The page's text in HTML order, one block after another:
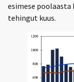
esimese poolaasta
tehingut kuus.